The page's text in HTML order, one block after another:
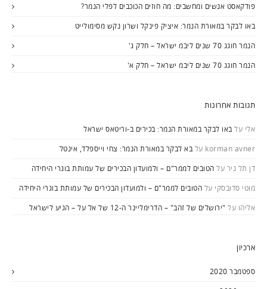
פודקאסט אנשים ומחשבים: מה חוזים הכוכבים לפלי הנמר?
באו לבקר במאורת הנמר: איציק פינקל ושרון נקש מסימולייט
הנמר חוגג 70 שנים ליבמ ישראל – חלק ג'
הנמר חוגג 70 שנים ליבמ ישראל – חלק א'
תגובות אחרונות
אלי עלבאו לבקר במאורת הנמר: בכירים ב-וריטאס ישראל
korman avner עלבא לבקר במאורת הנמר: צחי וייספלד, אינטל
דן תל ניר על הטובים לממר"ם – ולמועדון הבכירים של עמותת בוגרי היחידה
מוטי סדובסקי על הטובים לממר"ם – ולמועדון הבכירים של עמותת בוגרי היחידה
אליהו על "ירושלים של זהב" – הדרימליינר ה-12 של אל על – הגיע לישראל
ארכיון
ספטמבר 2020